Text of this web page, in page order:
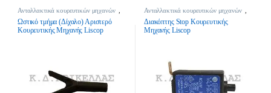
Ανταλλακτικά κουρευτικών μηχανών
Ωστικό τμήμα (Δίχαλο) Αριστερό
Κουρευτικής Μηχανής Liscop
Ανταλλακτικά κουρευτικών μηχανών
Διακόπτης Stop Κουρευτικής
Μηχανής Liscop